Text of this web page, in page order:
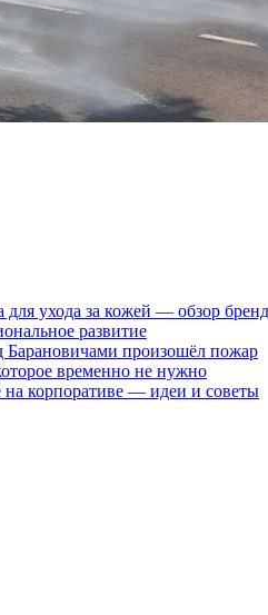
ухода за кожей — обзор
развитие
Барановичами произошёл пожар
временно не нужно
корпоративе — идеи и советы